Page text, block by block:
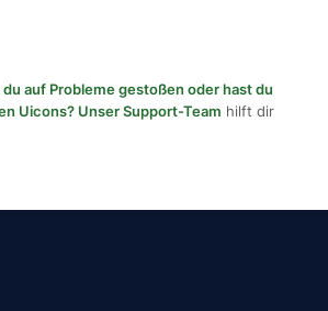
auf Probleme gestoßen oder hast du
Uicons? Unser Support-Team hilft dir